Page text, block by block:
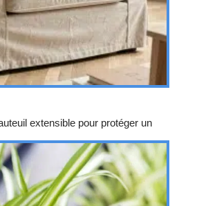
extensible pour protéger un